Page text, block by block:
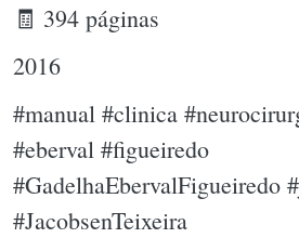
🧾 394 páginas
2016
#manual #clinica
#eberval #figueiredo
#GadelhaEbervalFigueiredo
#JacobsenTeixeira